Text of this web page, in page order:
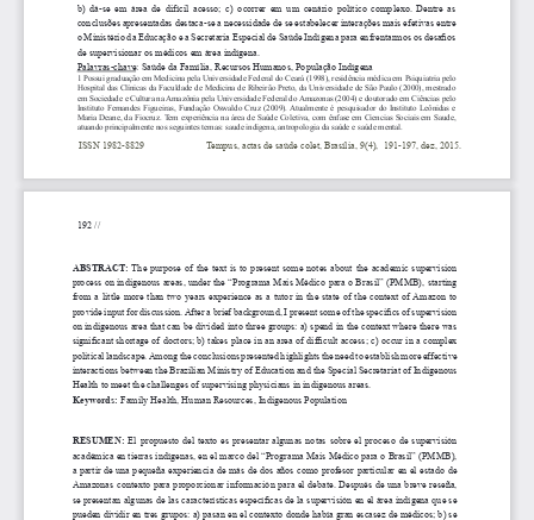
b) dá-se em área de difícil acesso; c) ocorrer em um cenário político complexo. Dentre as
conclusões apresentadas destaca-se a necessidade de se estabelecer interações mais efetivas entre
o Ministério da Educação e a Secretaria Especial de Saúde Indígena para enfrentarmos os desafios
de supervisionar os médicos em área indígena.
Palavras-chave: Saúde da Família, Recursos Humanos, População Indígena
1 Possui graduação em Medicina pela Universidade Federal do Ceará (1998), residência médica em Psiquiatria pelo
Hospital das Clínicas da Faculdade de Medicina de Ribeirão Preto, da Universidade de São Paulo (2000), mestrado
em Sociedade e Cultura na Amazônia pela Universidade Federal do Amazonas (2004) e doutorado em Ciências pelo
Instituto Fernandes Figueiras, Fundação Oswaldo Cruz (2009). Atualmente é pesquisador do Instituto Leônidas e
Maria Deane, da Fiocruz. Tem experiência na área de Saúde Coletiva, com ênfase em Ciencias Sociais em Saude,
atuando principalmente nos seguintes temas: saude indigena, antropologia da saúde e saúde mental.
ISSN 1982-8829 Tempus, actas de saúde colet, Brasília, 9(4),  191-197, dez, 2015.
  192 //
ABSTRACT: The purpose of the text is to present some notes about the academic supervision
process on indigenous areas, under the “Programa Mais Médico para o Brasil” (PMMB), starting
from a little more than two years experience as a tutor in the state of the context of Amazon to
provide input for discussion. After a brief background, I present some of the specifics of supervision
on indigenous area that can be divided into three groups: a) spend in the context where there was
significant shortage of doctors; b) takes place in an area of difficult access; c) occur in a complex
political landscape. Among the conclusions presented highlights the need to establish more effective
interactions between the Brazilian Ministry of Education and the Special Secretariat of Indigenous
Health to meet the challenges of supervising physicians in indigenous areas.
Keywords: Family Health, Human Resources, Indigenous Population
RESUMEN: El propuesto del texto es presentar algunas notas sobre el proceso de supervisión
académica en tierras indígenas, en el marco del “Programa Mais Médico para o Brasil” (PMMB),
a partir de una pequeña experiencia de más de dos años como profesor particular en el estado de
Amazonas contexto para proporcionar información para el debate. Después de una breve reseña,
se presentan algunas de las características específicas de la supervisión en el área indígena que se
pueden dividir en tres grupos: a) pasan en el contexto donde había gran escasez de médicos; b) se